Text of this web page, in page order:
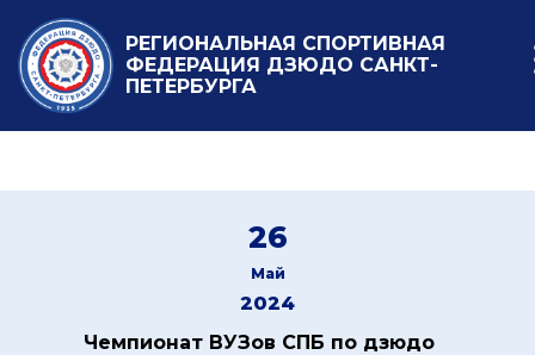
РЕГИОНАЛЬНАЯ СПОРТИВНАЯ
ФЕДЕРАЦИЯ ДЗЮДО САНКТ-
ПЕТЕРБУРГА
26
Май
2024
Чемпионат ВУЗов СПБ по дзюдо